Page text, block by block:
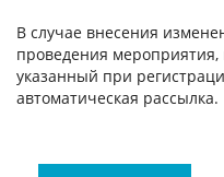
В случае внесения
проведения
указанный при
автоматическая рассылка.